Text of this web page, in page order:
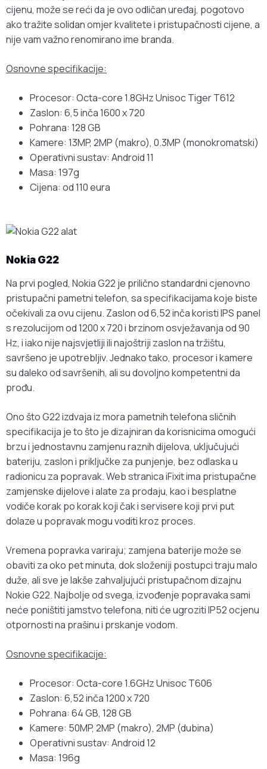
cijenu, može se reći da je ovo odličan uređaj, pogotovo
ako tražite solidan omjer kvalitete i pristupačnosti cijene, a
nije vam važno renomirano ime branda.
Osnovne specifikacije:
Procesor: Octa-core 1.8GHz Unisoc Tiger T612
Zaslon: 6,5 inča 1600 x 720
Pohrana: 128 GB
Kamere: 13MP, 2MP (makro), 0.3MP (monokromatski)
Operativni sustav: Android 11
Masa: 197g
Cijena: od 110 eura
Nokia G22
Na prvi pogled, Nokia G22 je prilično standardni cjenovno
pristupačni pametni telefon, sa specifikacijama koje biste
očekivali za ovu cijenu. Zaslon od 6,52 inča koristi IPS panel
s rezolucijom od 1200 x 720 i brzinom osvježavanja od 90
Hz, i iako nije najsvjetliji ili najoštriji zaslon na tržištu,
savršeno je upotrebljiv. Jednako tako, procesor i kamere
su daleko od savršenih, ali su dovoljno kompetentni da
prođu.
Ono što G22 izdvaja iz mora pametnih telefona sličnih
specifikacija je to što je dizajniran da korisnicima omogući
brzu i jednostavnu zamjenu raznih dijelova, uključujući
bateriju, zaslon i priključke za punjenje, bez odlaska u
radionicu za popravak. Web stranica iFixit ima pristupačne
zamjenske dijelove i alate za prodaju, kao i besplatne
vodiče korak po korak koji čak i servisere koji prvi put
dolaze u popravak mogu voditi kroz proces.
Vremena popravka variraju; zamjena baterije može se
obaviti za oko pet minuta, dok složeniji postupci traju malo
duže, ali sve je lakše zahvaljujući pristupačnom dizajnu
Nokie G22. Najbolje od svega, izvođenje popravaka sami
neće poništiti jamstvo telefona, niti će ugroziti IP52 ocjenu
otpornosti na prašinu i prskanje vodom.
Osnovne specifikacije:
Procesor: Octa-core 1.6GHz Unisoc T606
Zaslon: 6,52 inča 1200 x 720
Pohrana: 64 GB, 128 GB
Kamere: 50MP, 2MP (makro), 2MP (dubina)
Operativni sustav: Android 12
Masa: 196g